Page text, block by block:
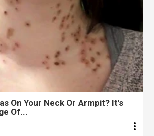
On Your Neck Or Armpit? It's
Of...